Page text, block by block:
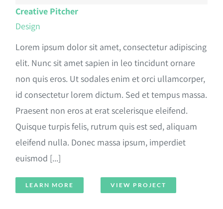
Creative Pitcher
Design
Lorem ipsum dolor sit amet, consectetur adipiscing
elit. Nunc sit amet sapien in leo tincidunt ornare
non quis eros. Ut sodales enim et orci ullamcorper,
id consectetur lorem dictum. Sed et tempus massa.
Praesent non eros at erat scelerisque eleifend.
Quisque turpis felis, rutrum quis est sed, aliquam
eleifend nulla. Donec massa ipsum, imperdiet
euismod [...]
LEARN MORE VIEW PROJECT